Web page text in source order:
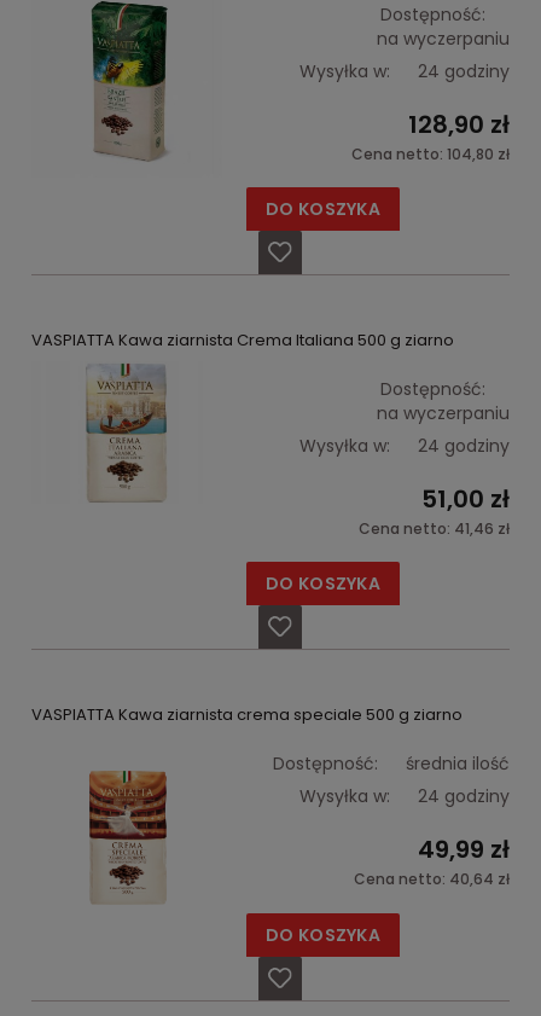
Dostępność:
na wyczerpaniu
Wysyłka w:
24 godziny
128,90 zł
Cena netto: 104,80 zł
DO KOSZYKA
VASPIATTA Kawa ziarnista Crema Italiana 500 g ziarno
Dostępność:
na wyczerpaniu
Wysyłka w:
24 godziny
51,00 zł
Cena netto: 41,46 zł
DO KOSZYKA
VASPIATTA Kawa ziarnista crema speciale 500 g ziarno
Dostępność:
średnia ilość
Wysyłka w:
24 godziny
49,99 zł
Cena netto: 40,64 zł
DO KOSZYKA